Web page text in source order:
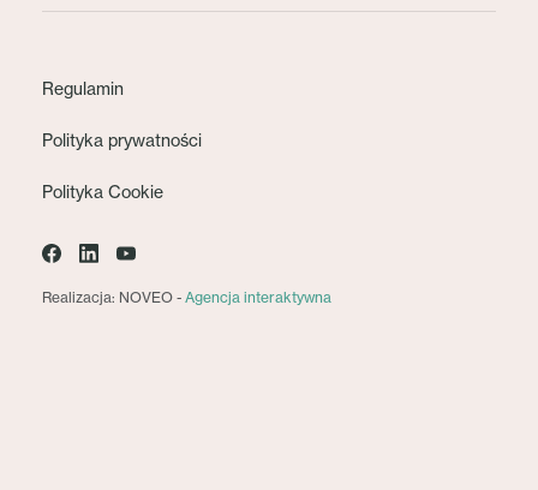
Regulamin
Polityka prywatności
Polityka Cookie
Realizacja: NOVEO - Agencja interaktywna